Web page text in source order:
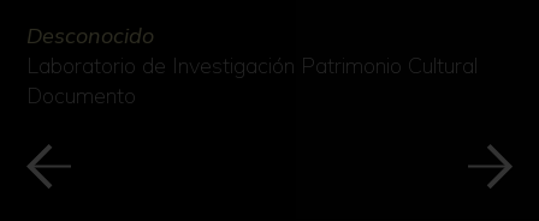
Desconocido
Laboratorio de Investigación Patrimonio Cultural
Documento